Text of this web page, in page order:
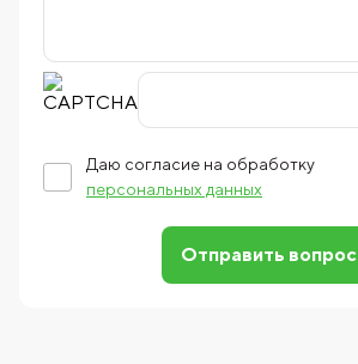
Даю согласие на обработку
персональных данных
Отправить вопрос